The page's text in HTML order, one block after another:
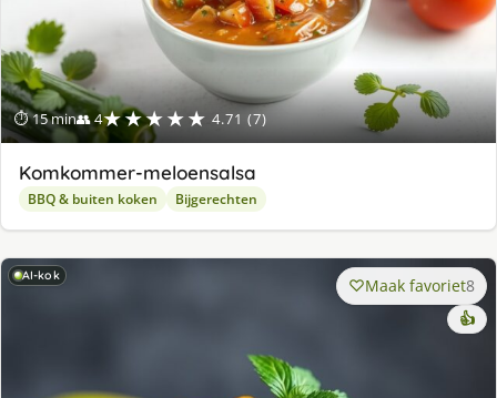
⏱ 15 min👥 4★★★★★ 4.71 (7)
Komkommer-meloensalsa
BBQ & buiten koken Bijgerechten
AI-kok Maak favoriet8
👍